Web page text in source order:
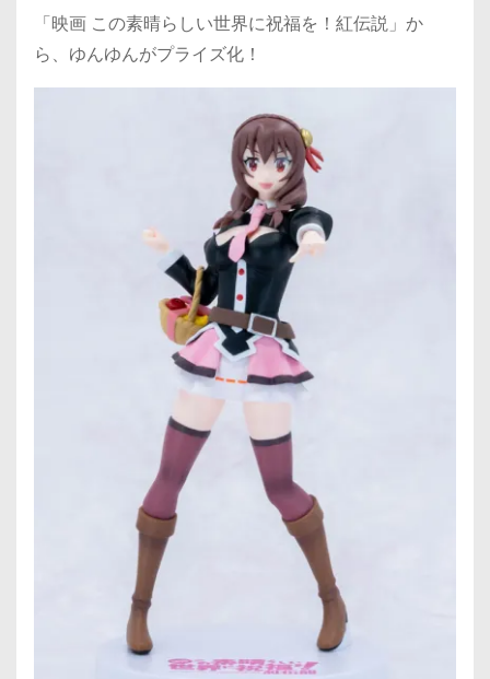
「映画 この素晴らしい世界に祝福を！紅伝説」か
ら、ゆんゆんがプライズ化！